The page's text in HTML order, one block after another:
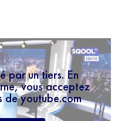
par un tiers. En
vous acceptez
de youtube.com